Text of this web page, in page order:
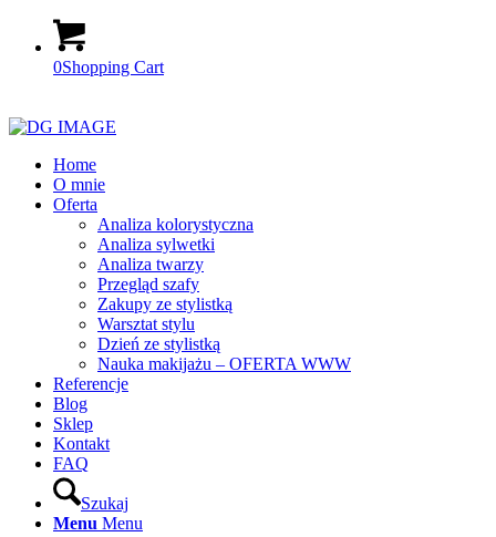
0Shopping Cart
Home
O mnie
Oferta
Analiza kolorystyczna
Analiza sylwetki
Analiza twarzy
Przegląd szafy
Zakupy ze stylistką
Warsztat stylu
Dzień ze stylistką
Nauka makijażu – OFERTA WWW
Referencje
Blog
Sklep
Kontakt
FAQ
Szukaj
Menu Menu